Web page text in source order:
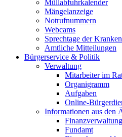
Müllabfuhrkalender
Mängelanzeige
Notrufnummern
Webcams
Sprechtage der
Amtliche Mitteilungen
Bürgerservice & Politik
Verwaltung
Mitarbeiter im
Organigramm
Aufgaben
Online-
Informationen aus den
Finanzverwaltung
Fundamt